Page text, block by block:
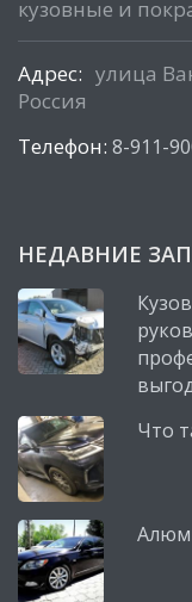
кузовные и
Адрес: улица
Россия
Телефон: 8-911-
НЕДАВНИЕ
Что